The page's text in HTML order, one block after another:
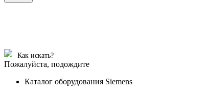
Как искать?
Пожалуйста, подождите
Каталог оборудования Siemens